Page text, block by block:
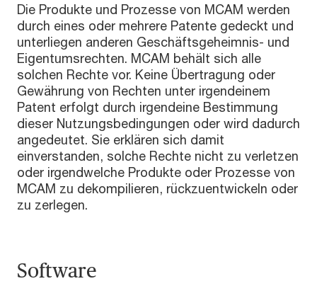
Die Produkte und Prozesse von MCAM werden
durch eines oder mehrere Patente gedeckt und
unterliegen anderen Geschäftsgeheimnis- und
Eigentumsrechten. MCAM behält sich alle
solchen Rechte vor. Keine Übertragung oder
Gewährung von Rechten unter irgendeinem
Patent erfolgt durch irgendeine Bestimmung
dieser Nutzungsbedingungen oder wird dadurch
angedeutet. Sie erklären sich damit
einverstanden, solche Rechte nicht zu verletzen
oder irgendwelche Produkte oder Prozesse von
MCAM zu dekompilieren, rückzuentwickeln oder
zu zerlegen.
Software